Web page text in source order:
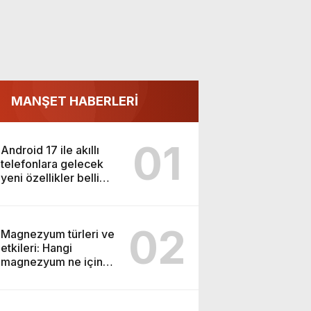
MANŞET HABERLERİ
Android 17 ile akıllı
telefonlara gelecek
yeni özellikler belli
01
Magnezyum türleri ve
etkileri: Hangi
magnezyum ne için
02